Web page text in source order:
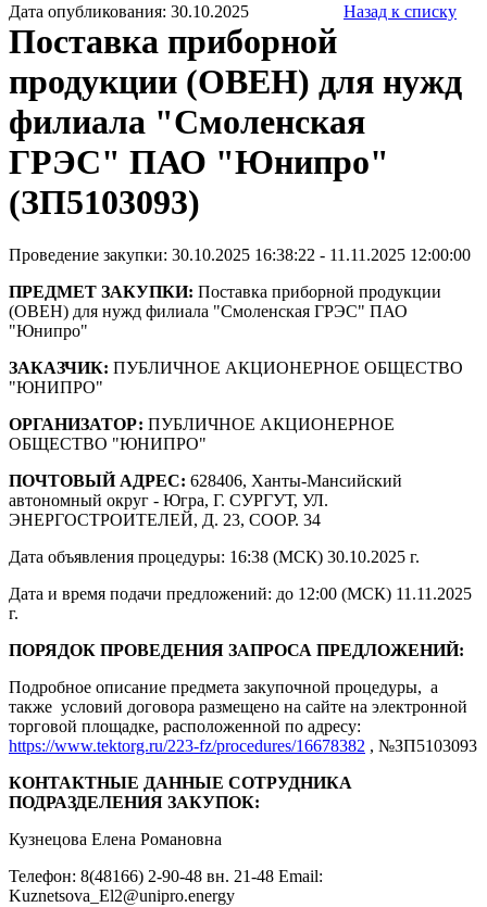
Дата опубликования: 30.10.2025 Назад к списку
Поставка приборной
продукции (ОВЕН) для нужд
филиала "Смоленская
ГРЭС" ПАО "Юнипро"
(ЗП5103093)
Проведение закупки: 30.10.2025 16:38:22 - 11.11.2025 12:00:00
ПРЕДМЕТ ЗАКУПКИ: Поставка приборной продукции
(ОВЕН) для нужд филиала "Смоленская ГРЭС" ПАО
"Юнипро"
ЗАКАЗЧИК: ПУБЛИЧНОЕ АКЦИОНЕРНОЕ ОБЩЕСТВО
"ЮНИПРО"
ОРГАНИЗАТОР: ПУБЛИЧНОЕ АКЦИОНЕРНОЕ
ОБЩЕСТВО "ЮНИПРО"
ПОЧТОВЫЙ АДРЕС: 628406, Ханты-Мансийский
автономный округ - Югра, Г. СУРГУТ, УЛ.
ЭНЕРГОСТРОИТЕЛЕЙ, Д. 23, СООР. 34
Дата объявления процедуры: 16:38 (МСК) 30.10.2025 г.
Дата и время подачи предложений: до 12:00 (МСК) 11.11.2025
г.
ПОРЯДОК ПРОВЕДЕНИЯ ЗАПРОСА ПРЕДЛОЖЕНИЙ:
Подробное описание предмета закупочной процедуры, а
также условий договора размещено на сайте на электронной
торговой площадке, расположенной по адресу:
https://www.tektorg.ru/223-fz/procedures/16678382 , №ЗП5103093
КОНТАКТНЫЕ ДАННЫЕ СОТРУДНИКА
ПОДРАЗДЕЛЕНИЯ ЗАКУПОК:
Кузнецова Елена Романовна
Телефон: 8(48166) 2-90-48 вн. 21-48 Email:
Kuznetsova_El2@unipro.energy